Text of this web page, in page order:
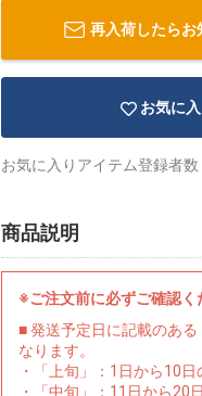
再入荷したらお
お気に
お気に入りアイテム登録者数
商品説明
※ご注文前に必ずご確認く
■ 発送予定日に記載のあ
なります。
・「上旬」：1日から10
・「中旬」：11日から20